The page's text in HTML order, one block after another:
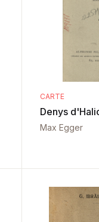
CARTE
Denys
Max Egger